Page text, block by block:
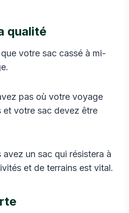
qualité
que votre sac cassé à mi-
pas où votre voyage
et votre sac devez être
avez un sac qui résistera à
et de terrains est vital.